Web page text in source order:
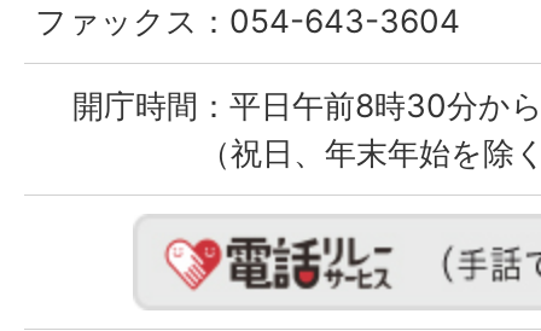
ファックス： 054-643-3604
開庁時間： 平日午前8時30分か
（祝日、年末年始を除